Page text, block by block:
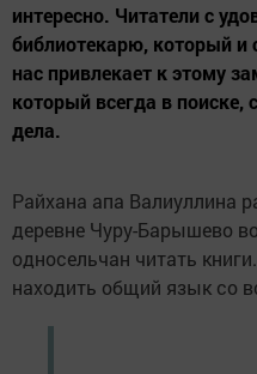
интересно. Читатели с
библиотекарю, который и
нас привлекает к этому
который всегда в поиске,
дела.
Райхана апа Валиуллина
деревне Чуру-Барышево
односельчан читать
находить общий язык со